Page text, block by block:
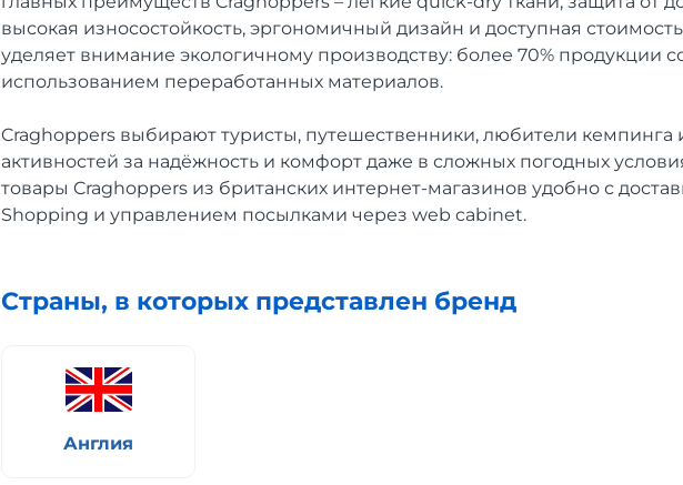
высокая износостойкость, эргономичный дизайн и доступная
уделяет внимание экологичному производству: более 70% продукции
использованием переработанных материалов.
Craghoppers выбирают туристы, путешественники, любители кемпинга
активностей за надёжность и комфорт даже в сложных погодных
товары Craghoppers из британских интернет-магазинов удобно с
Shopping и управлением посылками через web cabinet.
Страны, в которых представлен бренд
Англия